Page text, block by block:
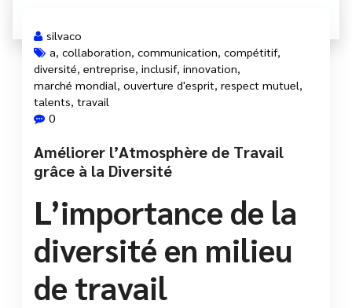
silvaco
a collaboration communication compétitif,
diversité entreprise inclusif, innovation
marché mondial ouverture d'esprit respect mutuel
talents travail
0
Améliorer l’Atmosphère de Travail
grâce à la Diversité
L’importance de la
diversité en milieu
de travail